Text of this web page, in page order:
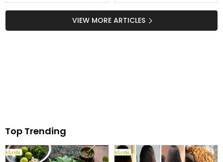
آپ ہزاروں کا نقصان اٹھا
رہے ہیں! جانیں اسے ٹھیک
کی خراش سے نجات کے
لیے ملیٹھی کے صحت مند
VIEW MORE ARTICLES
Top Trending